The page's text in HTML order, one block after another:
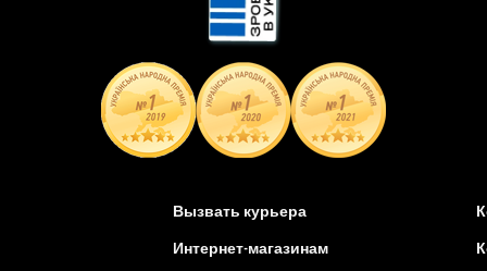
Вызвать курьера
Интернет-магазинам